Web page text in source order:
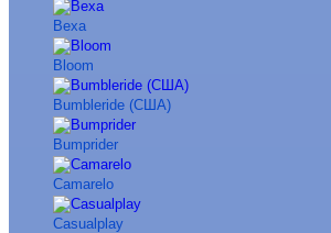
Bexa
Bloom
Bumbleride (США)
Bumprider
Camarelo
Casualplay